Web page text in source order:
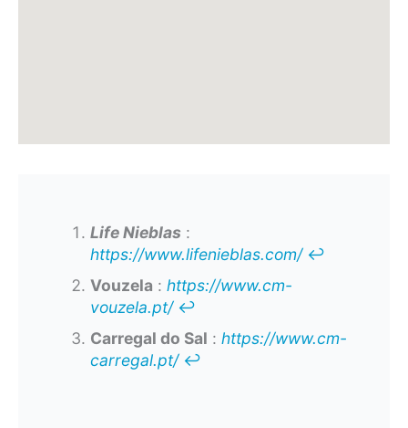
Life Nieblas:
https://www.lifenieblas.com/ ↩︎
Vouzela : https://www.cm-
vouzela.pt/ ↩︎
Carregal do Sal : https://www.cm-
carregal.pt/ ↩︎